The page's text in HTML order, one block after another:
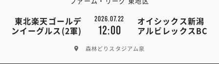
東北楽天ゴールデ
ンイーグルス(2軍)
2026.07.22
12:00
オイシックス新潟
アルビレックスBC
森林どりスタジアム泉